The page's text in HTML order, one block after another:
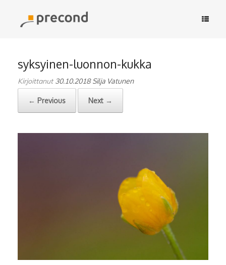
content
syksyinen-luonnon-kukka
Kirjoittanut30.10.2018 Silja Vatunen
← Previous Next →